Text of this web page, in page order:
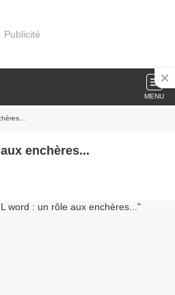
Publicité
MENU
enchères...